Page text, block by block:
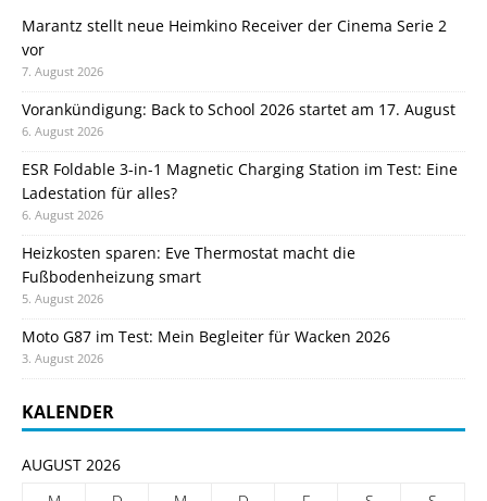
Marantz stellt neue Heimkino Receiver der Cinema Serie 2
vor
7. August 2026
Vorankündigung: Back to School 2026 startet am 17. August
6. August 2026
ESR Foldable 3-in-1 Magnetic Charging Station im Test: Eine
Ladestation für alles?
6. August 2026
Heizkosten sparen: Eve Thermostat macht die
Fußbodenheizung smart
5. August 2026
Moto G87 im Test: Mein Begleiter für Wacken 2026
3. August 2026
KALENDER
AUGUST 2026